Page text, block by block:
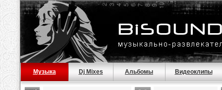
Музыка Dj Mixes Альбомы Видеоклипы